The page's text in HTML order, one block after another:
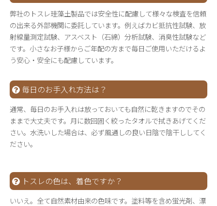
弊社のトスレ珪藻土製品では安全性に配慮して様々な検査を信頼
の出来る外部機関に委託しています。例えばカビ抵抗性試験、放
射線量測定試験、アスベスト（石綿）分析試験、消臭性試験など
です。小さなお子様からご年配の方まで毎日ご使用いただけるよ
う安心・安全にも配慮しています。
毎日のお手入れ方法は？
通常、毎日のお手入れは放っておいても自然に乾きますのでその
ままで大丈夫です。月に数回固く絞ったタオルで拭きあげてくだ
さい。水洗いした場合は、必ず風通しの良い日陰で陰干ししてく
ださい。
トスレの色は、着色ですか？
いいえ。全て自然素材由来の色味です。塗料等を含め蛍光剤、漂